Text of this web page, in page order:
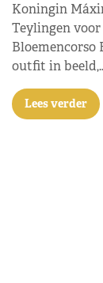
Koningin
Teylingen
Bloemencorso
outfit in
Lees verder